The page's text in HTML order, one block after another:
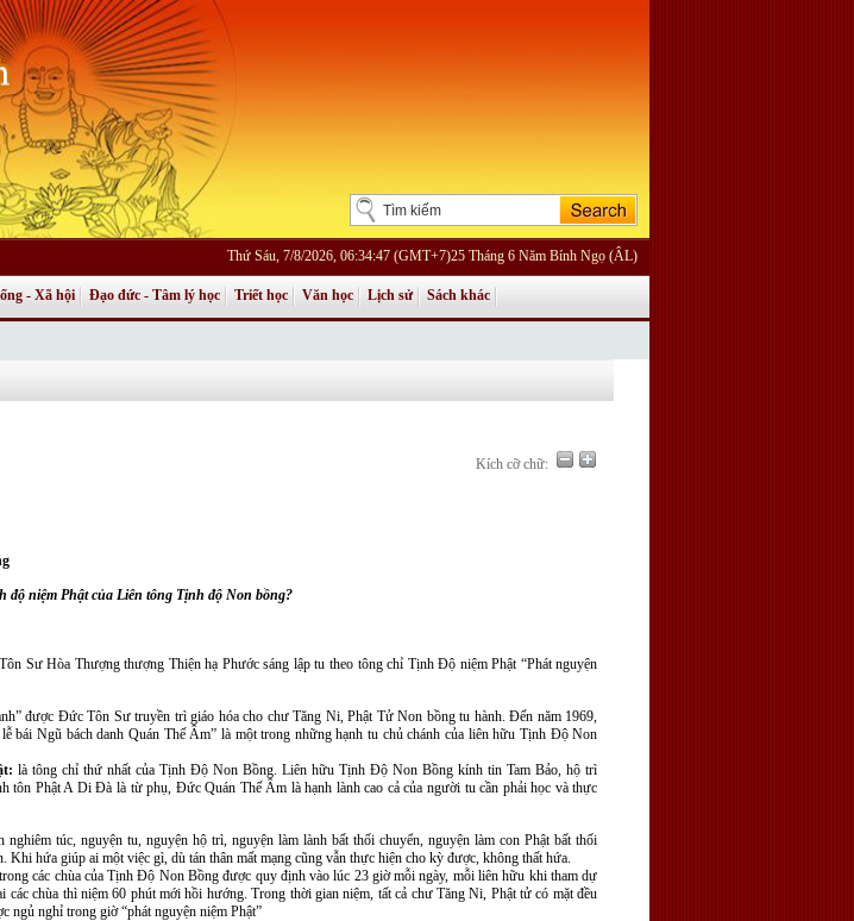
Thứ Sáu, 7/8/2026, 06:34:47 (GMT+7)25 Tháng 6 Năm Bính Ngọ (ÂL)
- Xã hội Đạo đức - Tâm lý học Triết học Văn học Lịch sử Sách khác
Kích cỡ chữ:
niệm Phật của Liên tông Tịnh độ Non bồng?
Sư Hòa Thượng thượng Thiện hạ Phước sáng lập tu theo tông chỉ Tịnh Độ niệm Phật “Phát nguyện
được Đức Tôn Sư truyền trì giáo hóa cho chư Tăng Ni, Phật Tử Non bồng tu hành. Đến năm 1969,
bái Ngũ bách danh Quán Thế Âm” là một trong những hạnh tu chủ chánh của liên hữu Tịnh Độ Non
là tông chỉ thứ nhất của Tịnh Độ Non Bồng. Liên hữu Tịnh Độ Non Bồng kính tin Tam Bảo, hộ trì
tôn Phật A Di Đà là từ phụ, Đức Quán Thế Âm là hạnh lành cao cả của người tu cần phải học và thực
nghiêm túc, nguyện tu, nguyện hộ trì, nguyện làm lành bất thối chuyển, nguyện làm con Phật bất thối
Khi hứa giúp ai một việc gì, dù tán thân mất mạng cũng vẫn thực hiện cho kỳ được, không thất hứa.
các chùa của Tịnh Độ Non Bồng được quy định vào lúc 23 giờ mỗi ngày, mỗi liên hữu khi tham dự
các chùa thì niệm 60 phút mới hồi hướng. Trong thời gian niệm, tất cả chư Tăng Ni, Phật tử có mặt đều
ngủ nghỉ trong giờ “phát nguyện niệm Phật”